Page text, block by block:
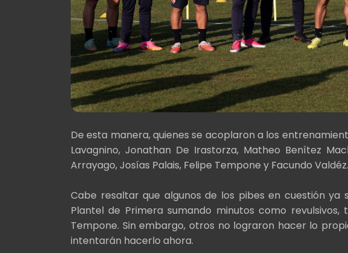
De esta manera, quienes se acoplaron a los
Lavagnino, Jonathan De Irastorza, Matheo Benítez
Arrayago, Josías Palais, Felipe Tempone y Facundo Valdéz.
Cabe resaltar que algunos de los pibes en cuestión ya
Plantel de Primera sumando minutos como
Tempone. Sin embargo, otros no lograron hacer lo
intentarán hacerlo ahora.